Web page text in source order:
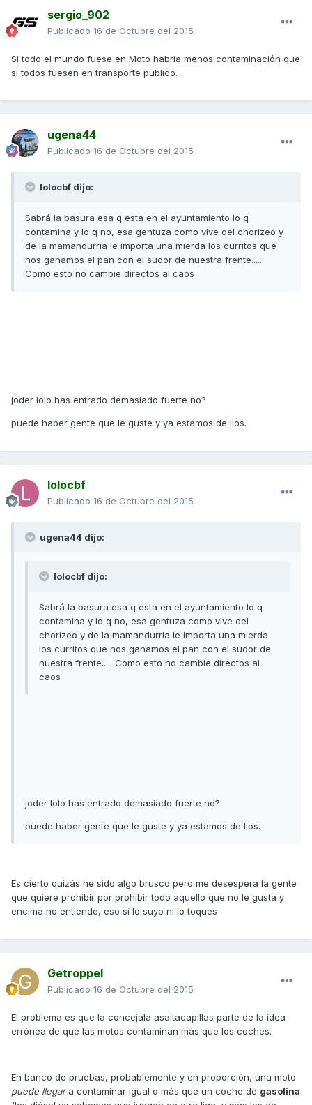
sergio_902
Publicado 16 de Octubre del 2015
Si todo el mundo fuese en Moto habria menos contaminación que
si todos fuesen en transporte publico.
ugena44
Publicado 16 de Octubre del 2015
lolocbf dijo:
Sabrá la basura esa q esta en el ayuntamiento lo q
contamina y lo q no, esa gentuza como vive del chorizeo y
de la mamandurria le importa una mierda los curritos que
nos ganamos el pan con el sudor de nuestra frente.....
Como esto no cambie directos al caos
joder lolo has entrado demasiado fuerte no?
puede haber gente que le guste y ya estamos de lios.
lolocbf
Publicado 16 de Octubre del 2015
ugena44 dijo:
lolocbf dijo:
Sabrá la basura esa q esta en el ayuntamiento lo q
contamina y lo q no, esa gentuza como vive del
chorizeo y de la mamandurria le importa una mierda
los curritos que nos ganamos el pan con el sudor de
nuestra frente..... Como esto no cambie directos al
caos
joder lolo has entrado demasiado fuerte no?
puede haber gente que le guste y ya estamos de lios.
Es cierto quizás he sido algo brusco pero me desespera la gente
que quiere prohibir por prohibir todo aquello que no le gusta y
encima no entiende, eso si lo suyo ni lo toques
Getroppel
Publicado 16 de Octubre del 2015
El problema es que la concejala asaltacapillas parte de la idea
errónea de que las motos contaminan más que los coches.
En banco de pruebas, probablemente y en proporción, una moto
puede llegara contaminar igual o más que un coche de gasolina